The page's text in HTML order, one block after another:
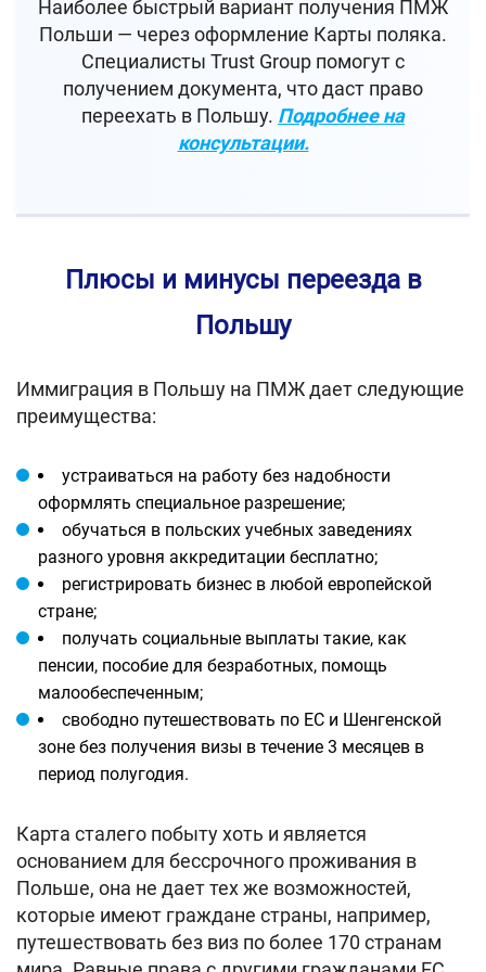
Наиболее быстрый вариант получения ПМЖ
Польши — через оформление Карты поляка.
Специалисты Trust Group помогут с
получением документа, что даст право
переехать в Польшу. Подробнее на
консультации.
Плюсы и минусы переезда в
Польшу
Иммиграция в Польшу на ПМЖ дает следующие
преимущества:
устраиваться на работу без надобности
оформлять специальное разрешение;
обучаться в польских учебных заведениях
разного уровня аккредитации бесплатно;
регистрировать бизнес в любой европейской
стране;
получать социальные выплаты такие, как
пенсии, пособие для безработных, помощь
малообеспеченным;
свободно путешествовать по ЕС и Шенгенской
зоне без получения визы в течение 3 месяцев в
период полугодия.
Карта сталего побыту хоть и является
основанием для бессрочного проживания в
Польше, она не дает тех же возможностей,
которые имеют граждане страны, например,
путешествовать без виз по более 170 странам